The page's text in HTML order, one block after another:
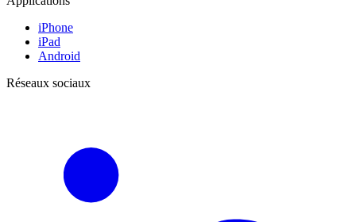
iPhone
iPad
Android
Réseaux sociaux